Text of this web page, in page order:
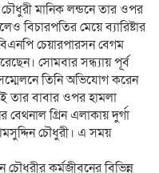
মানিক লন্ডনে তার ওপর
বিচারপতির মেয়ে ব্যারিষ্টার
চেয়ারপারসন বেগম
সোমবার সন্ধ্যায় পূর্ব
তিনি অভিযোগ করেন
তার বাবার ওপর হামলা
গ্রিন এলাকায় দুর্গা
চৌধুরী। এ সময়
চৌধুরীর কর্মজীবনের বিভিন্ন